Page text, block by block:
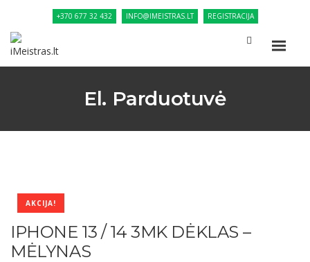
+370 677 32 432 INFO@IMEISTRAS.LT REGISTRACIJA
El. Parduotuvė
AKCIJA!
IPHONE 13 / 14 3MK DĖKLAS –
MĖLYNAS